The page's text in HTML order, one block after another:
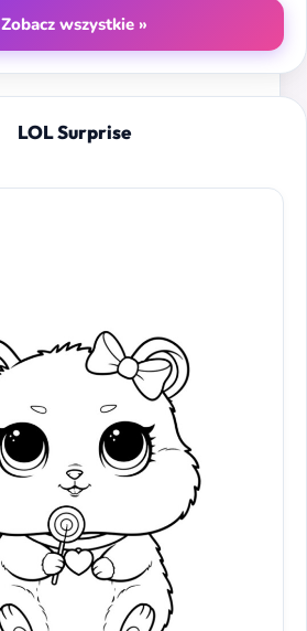
Zobacz wszystkie »
LOL Surprise